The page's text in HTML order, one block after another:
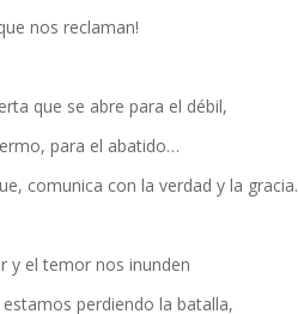
nos reclaman!
que se abre para el débil,
para el abatido…
comunica con la verdad y la gracia.
y el temor nos inunden
perdiendo la batalla,